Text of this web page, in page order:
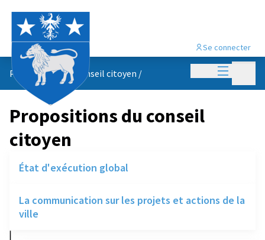
Menu
Se connecter
Propositions du conseil citoyen /
Propositions du conseil
citoyen
État d'exécution global
La communication sur les projets et actions de la
ville